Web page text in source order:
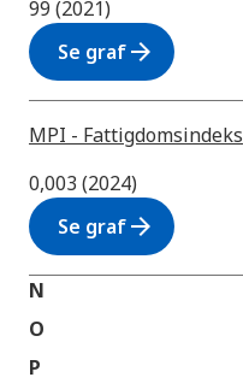
99 (2021)
Se grafarrow_forward
MPI - Fattigdomsindeks
0,003 (2024)
Se grafarrow_forward
N
O
P